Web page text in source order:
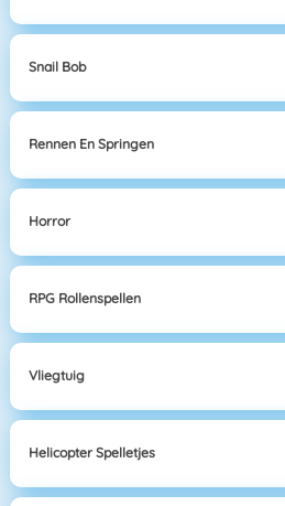
Snail Bob
Rennen En Springen
Horror
RPG Rollenspellen
Vliegtuig
Helicopter Spelletjes